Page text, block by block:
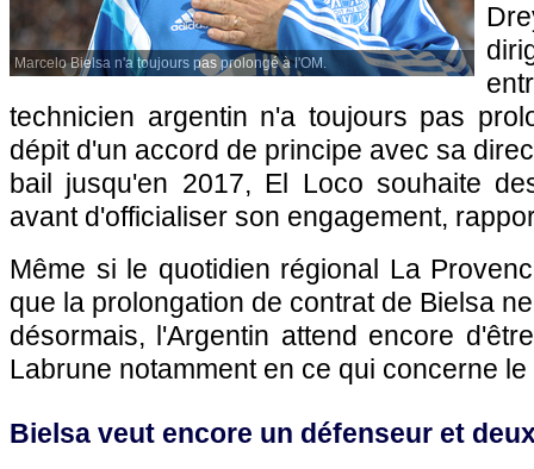
Marcelo Bielsa n'a toujours pas prolongé à l'OM.
technicien argentin n'a toujours pas
dépit d'un accord de principe avec sa
bail jusqu'en 2017, El Loco souhaite
avant d'officialiser son engagement,
Même si le quotidien régional La
que la prolongation de contrat de Bielsa
désormais, l'Argentin attend encore
Labrune notamment en ce qui concerne
Bielsa veut encore un défenseur et